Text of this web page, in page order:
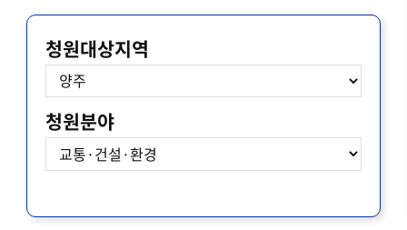
청원대상지역
청원분야